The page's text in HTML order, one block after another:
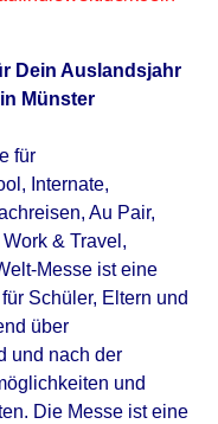
Dein Auslandsjahr
Münster
für
Internate,
Au Pair,
& Travel,
Messe ist eine
Schüler, Eltern und
über
und nach der
und
Die Messe ist eine